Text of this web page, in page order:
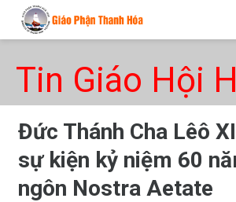
Tin Giáo Hội
Đức Thánh Cha Lêô
sự kiện kỷ niệm 60
ngôn Nostra Aetate